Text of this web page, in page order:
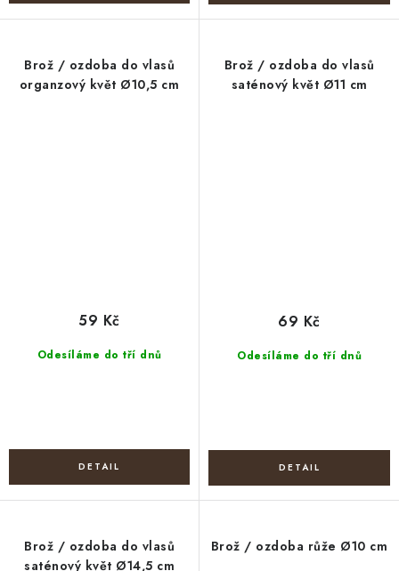
Brož / ozdoba do vlasů
organzový květ Ø10,5 cm
Odesíláme do tří dnů
59 Kč
Brož / ozdoba do vlasů
saténový květ Ø11 cm
Odesíláme do tří dnů
69 Kč
Brož / ozdoba do vlasů
saténový květ Ø14,5 cm
Brož / ozdoba růže Ø10 cm